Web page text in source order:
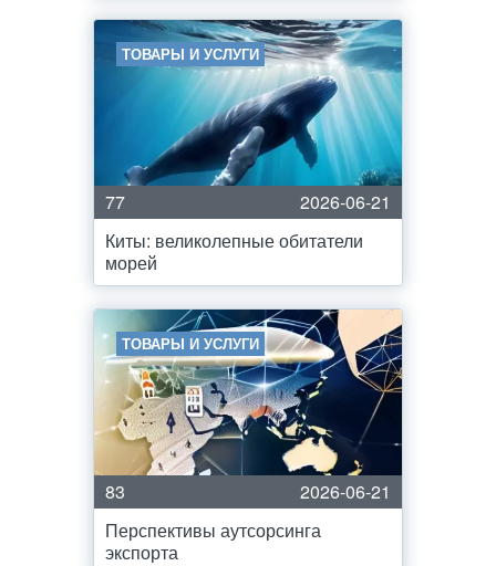
ТОВАРЫ И УСЛУГИ
77
2026-06-21
Киты: великолепные обитатели
морей
ТОВАРЫ И УСЛУГИ
83
2026-06-21
Перспективы аутсорсинга
экспорта